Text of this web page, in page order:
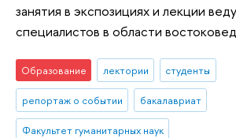
занятия в экспозициях и лекции
специалистов в области
Образование лектории студенты
репортаж о событии бакалавриат
Факультет гуманитарных наук